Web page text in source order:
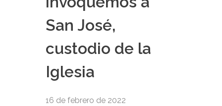
San José,
custodio de la
Iglesia
16 de febrero de 2022